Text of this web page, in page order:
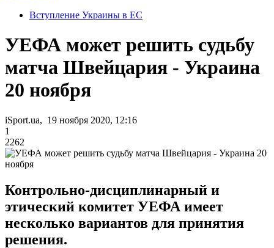
Вступление Украины в ЕС
УЕФА может решить судьбу
матча Швейцария - Украина
20 ноября
iSport.ua, 19 ноября 2020, 12:16
1
2262
Контрольно-дисциплинарный и
этический комитет УЕФА имеет
несколько вариантов для принятия
решения.